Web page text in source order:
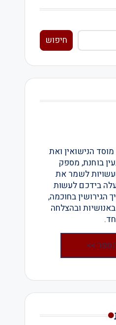
חיפוש
הנישואין ואת
בוחנת, מספק
לשמר את
בידכם לעשות
הגירושין בחוכמה,
ובהצלחה
>>